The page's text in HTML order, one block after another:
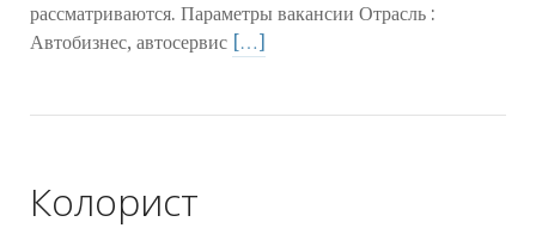
рассматриваются. Параметры вакансии Отрасль :
Автобизнес, автосервис […]
Колорист